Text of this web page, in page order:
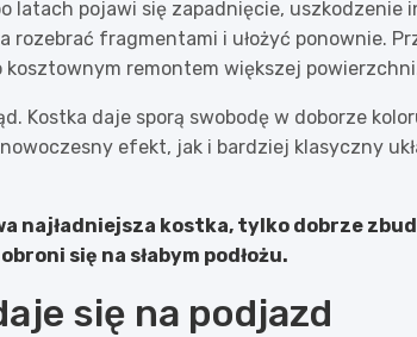
latach pojawi się zapadnięcie, uszkodzenie
rozebrać fragmentami i ułożyć ponownie.
kosztownym remontem większej
Kostka daje sporą swobodę w doborze
efekt, jak i bardziej klasyczny
najładniejsza kostka, tylko dobrze
się na słabym podłożu.
się na podjazd